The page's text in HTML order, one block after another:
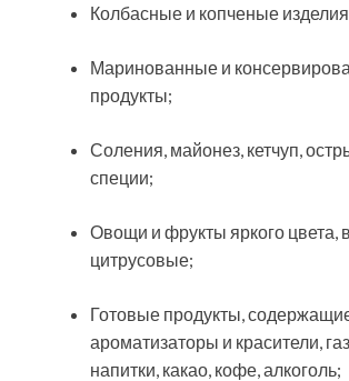
Колбасные и копченые
Маринованные и
продукты;
Соления, майонез, кетчуп,
специи;
Овощи и фрукты яркого цвета,
цитрусовые;
Готовые продукты,
ароматизаторы и красители,
напитки, какао, кофе, алкоголь;